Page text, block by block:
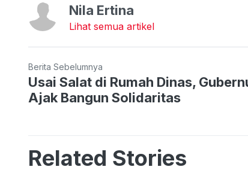
Nila Ertina
Lihat semua artikel
Berita Sebelumnya
Usai Salat di Rumah Dinas,
Ajak Bangun Solidaritas
Related Stories